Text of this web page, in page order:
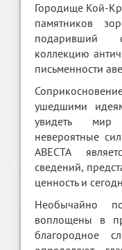
Городище Кой-
памятников
подаривший
коллекцию
письменности
ушедшими
увидеть мир
невероятные
АВЕСТА
сведений,
ценность и
Необычайно
воплощены в
благородное